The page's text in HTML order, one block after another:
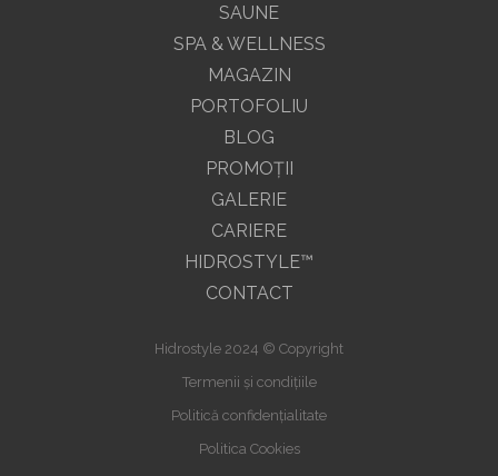
SAUNE
SPA & WELLNESS
MAGAZIN
PORTOFOLIU
BLOG
PROMOŢII
GALERIE
CARIERE
HIDROSTYLE™
CONTACT
Hidrostyle 2024 © Copyright
Termenii și condițiile
Politică confidențialitate
Politica Cookies